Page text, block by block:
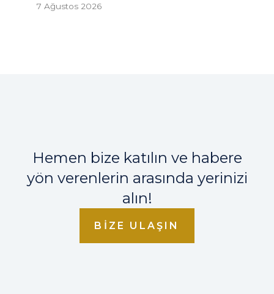
7 Ağustos 2026
Hemen bize katılın ve habere
yön verenlerin arasında yerinizi
alın!
BIZE ULAŞIN